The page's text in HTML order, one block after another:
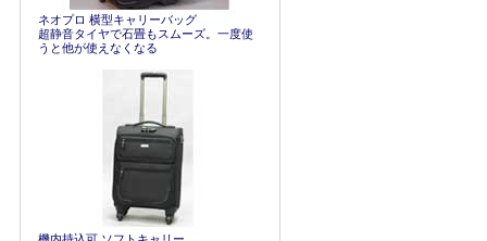
ネオプロ 横型キャリーバッグ
超静音タイヤで石畳もスムーズ。一度使
うと他が使えなくなる